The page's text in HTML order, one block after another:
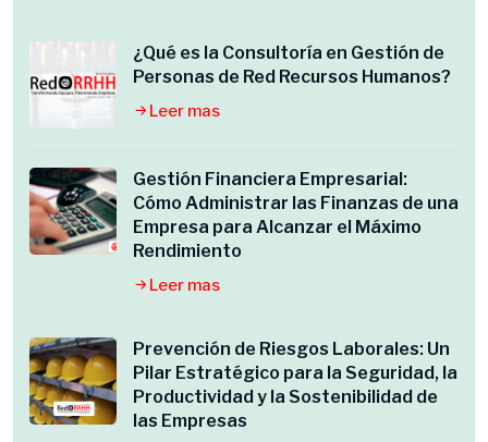
¿Qué es la Consultoría en Gestión de
Personas de Red Recursos Humanos?
Leer mas
Gestión Financiera Empresarial:
Cómo Administrar las Finanzas de una
Empresa para Alcanzar el Máximo
Rendimiento
Leer mas
Prevención de Riesgos Laborales: Un
Pilar Estratégico para la Seguridad, la
Productividad y la Sostenibilidad de
las Empresas